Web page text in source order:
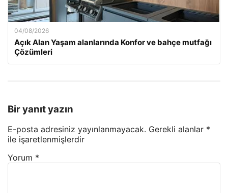
04/08/2026
Açık Alan Yaşam alanlarında Konfor ve bahçe mutfağı
Çözümleri
Bir yanıt yazın
E-posta adresiniz yayınlanmayacak. Gerekli alanlar *
ile işaretlenmişlerdir
Yorum *